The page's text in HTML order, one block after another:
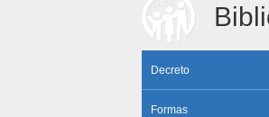
Decreto
Formas